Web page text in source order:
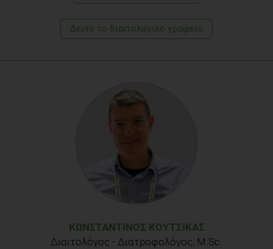
Δείτε το διαιτολογικό γραφείο
ΚΩΝΣΤΑΝΤΊΝΟΣ ΚΟΎΤΣΙΚΑΣ
Διαιτολόγος - Διατροφολόγος, Μ.Sc.